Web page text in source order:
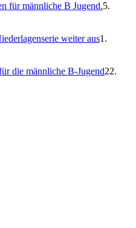
für männliche B Jugend.5.
weiter aus1.
die männliche B-Jugend22.